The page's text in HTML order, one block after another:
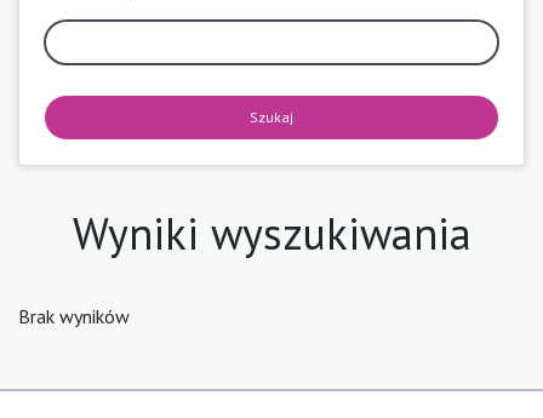
Szukaj
Wyniki wyszukiwania
Brak wyników